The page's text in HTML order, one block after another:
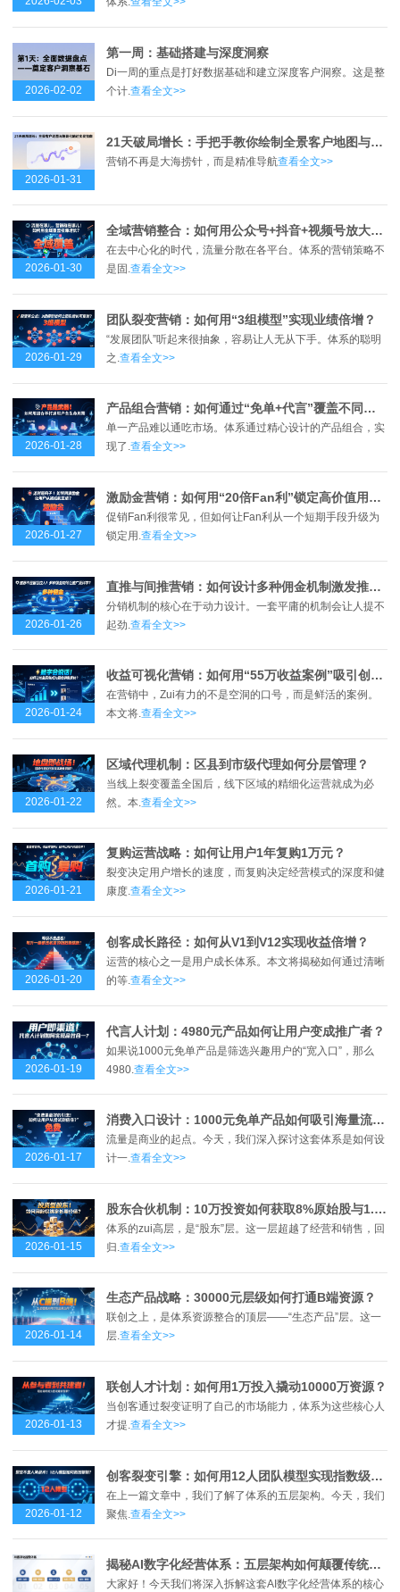
2026-02-02
第一周：基础搭建与深度洞察
Di一周的重点是打好数据基础和建立深度客户洞察。这是整
个计.查看全文>>
2026-01-31
21天破局增长：手把手教你绘制全景客户地图与实现场景化触达
营销不再是大海捞针，而是精准导航查看全文>>
2026-01-30
全域营销整合：如何用公众号+抖音+视频号放大体系声量？
在去中心化的时代，流量分散在各平台。体系的营销策略不
是固.查看全文>>
2026-01-29
团队裂变营销：如何用“3组模型”实现业绩倍增？
“发展团队”听起来很抽象，容易让人无从下手。体系的聪明
之.查看全文>>
2026-01-28
产品组合营销：如何通过“免单+代言”覆盖不同用户群体？
单一产品难以通吃市场。体系通过精心设计的产品组合，实
现了.查看全文>>
2026-01-27
激励金营销：如何用“20倍Fan利”锁定高价值用户？
促销Fan利很常见，但如何让Fan利从一个短期手段升级为
锁定用.查看全文>>
2026-01-26
直推与间推营销：如何设计多种佣金机制激发推广动力？
分销机制的核心在于动力设计。一套平庸的机制会让人提不
起劲. 查看全文>>
2026-01-24
收益可视化营销：如何用“55万收益案例”吸引创业者？
在营销中，Zui有力的不是空洞的口号，而是鲜活的案例。
本文将.查看全文>>
2026-01-22
区域代理机制：区县到市级代理如何分层管理？
当线上裂变覆盖全国后，线下区域的精细化运营就成为必
然。本.查看全文>>
2026-01-21
复购运营战略：如何让用户1年复购1万元？
裂变决定用户增长的速度，而复购决定经营模式的深度和健
康度.查看全文>>
2026-01-20
创客成长路径：如何从V1到V12实现收益倍增？
运营的核心之一是用户成长体系。本文将揭秘如何通过清晰
的等.查看全文>>
2026-01-19
代言人计划：4980元产品如何让用户变成推广者？
如果说1000元免单产品是筛选兴趣用户的“宽入口”，那么
4980. 查看全文>>
2026-01-17
消费入口设计：1000元免单产品如何吸引海量流量？
流量是商业的起点。今天，我们深入探讨这套体系是如何设
计一.查看全文>>
2026-01-15
股东合伙机制：10万投资如何获取8%原始股与1.2倍回报？
体系的zui高层，是“股东”层。这一层超越了经营和销售，回
归. 查看全文>>
2026-01-14
生态产品战略：30000元层级如何打通B端资源？
联创之上，是体系资源整合的顶层——“生态产品”层。这一
层.查看全文>>
2026-01-13
联创人才计划：如何用1万投入撬动10000万资源？
当创客通过裂变证明了自己的市场能力，体系为这些核心人
才提.查看全文>>
2026-01-12
创客裂变引擎：如何用12人团队模型实现指数级增长？
在上一篇文章中，我们了解了体系的五层架构。今天，我们
聚焦. 查看全文>>
揭秘AI数字化经营体系：五层架构如何颠覆传统商业模式？
大家好！今天我们将深入拆解这套AI数字化经营体系的核心